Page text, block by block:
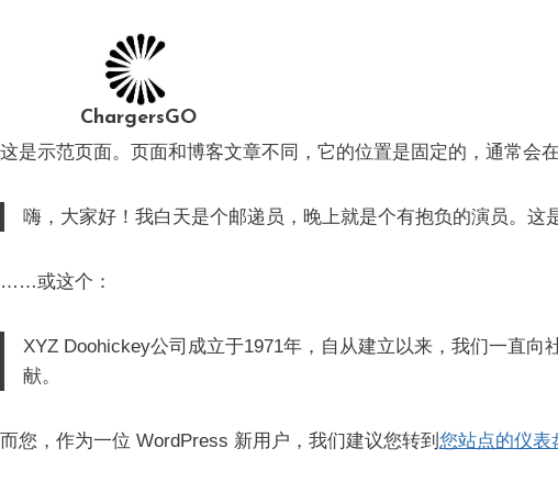
ChargersGO
这是示范页面。页面和博客文章不同，它的位置是固定的，通常会
嗨，大家好！我白天是个邮递员，晚上就是个有抱负的演员。这
……或这个：
XYZ Doohickey公司成立于1971年，自从建立以来，我们一直
献。
而您，作为一位 WordPress 新用户，我们建议您转到 您站点的仪表